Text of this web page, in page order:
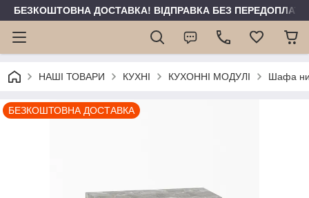
БЕЗКОШТОВНА ДОСТАВКА! ВІДПРАВКА БЕЗ ПЕРЕДОПЛАТИ
НАШІ ТОВАРИ КУХНІ КУХОННІ МОДУЛІ Шафа
БЕЗКОШТОВНА ДОСТАВКА